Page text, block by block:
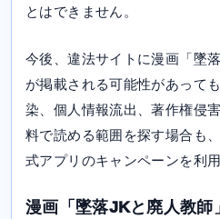
とはできません。
今後、違法サイトに漫画「墜
が掲載される可能性があって
染、個人情報流出、著作権侵
料で読める範囲を探す場合も
式アプリのキャンペーンを利
漫画「墜落JKと廃人教師